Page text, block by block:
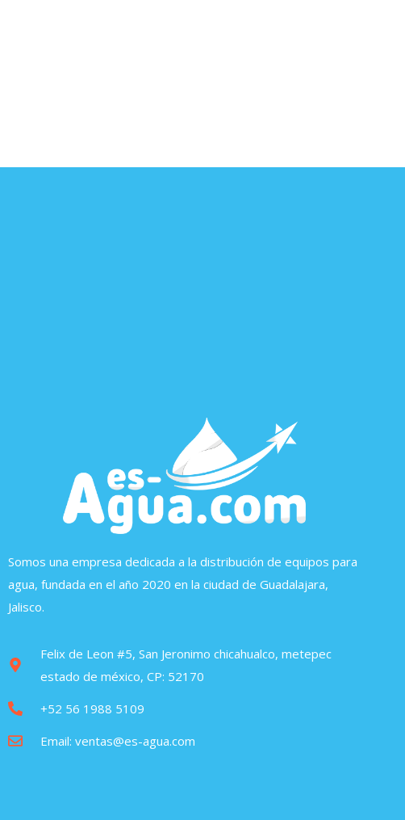
Somos una empresa dedicada a la distribución de equipos para
agua, fundada en el año 2020 en la ciudad de Guadalajara,
Jalisco.
Felix de Leon #5, San Jeronimo chicahualco, metepec
estado de méxico, CP: 52170
+52 56 1988 5109
Email: ventas@es-agua.com